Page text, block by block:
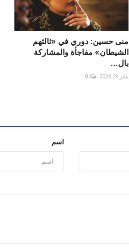
منى حسين: دوري في «ثالثهم
الشيطان» مفاجأة والمشاركة
بال...
يناير 13, 2026 0
اسم